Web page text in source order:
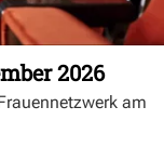
2026
am